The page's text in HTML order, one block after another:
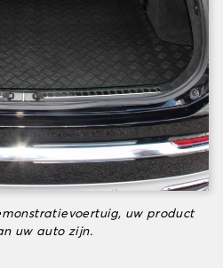
uw product
uw auto zijn.